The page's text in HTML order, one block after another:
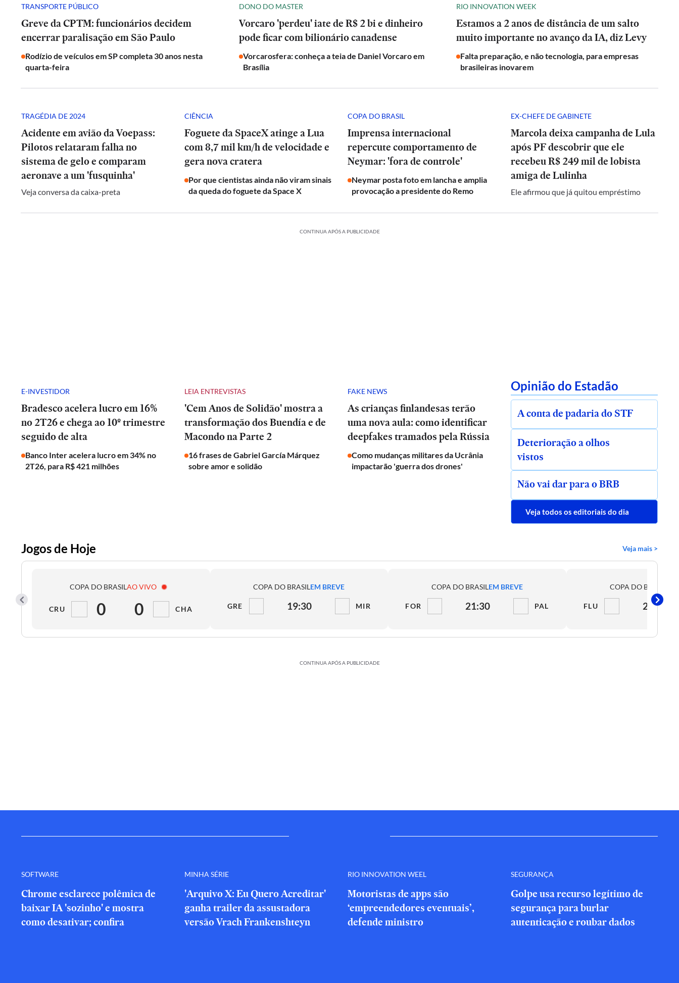
TRANSPORTE PÚBLICO
Greve da CPTM: funcionários decidem
encerrar paralisação em São Paulo
Rodízio de veículos em SP completa 30 anos nesta
quarta-feira
DONO DO MASTER
Vorcaro 'perdeu' iate de R$ 2 bi e dinheiro
pode ficar com bilionário canadense
Vorcarosfera: conheça a teia de Daniel Vorcaro em
Brasília
RIO INNOVATION WEEK
Estamos a 2 anos de distância de um salto
muito importante no avanço da IA, diz Levy
Falta preparação, e não tecnologia, para empresas
brasileiras inovarem
TRAGÉDIA DE 2024
Acidente em avião da Voepass:
Pilotos relataram falha no
sistema de gelo e comparam
aeronave a um 'fusquinha'
Veja conversa da caixa-preta
CIÊNCIA
Foguete da SpaceX atinge a Lua
com 8,7 mil km/h de velocidade e
gera nova cratera
Por que cientistas ainda não viram sinais
da queda do foguete da Space X
COPA DO BRASIL
Imprensa internacional
repercute comportamento de
Neymar: 'fora de controle'
Neymar posta foto em lancha e amplia
provocação a presidente do Remo
EX-CHEFE DE GABINETE
Marcola deixa campanha de Lula
após PF descobrir que ele
recebeu R$ 249 mil de lobista
amiga de Lulinha
Ele afirmou que já quitou empréstimo
CONTINUA APÓS A PUBLICIDADE
E-INVESTIDOR
Bradesco acelera lucro em 16%
no 2T26 e chega ao 10º trimestre
seguido de alta
Banco Inter acelera lucro em 34% no
2T26, para R$ 421 milhões
LEIA ENTREVISTAS
'Cem Anos de Solidão' mostra a
transformação dos Buendía e de
Macondo na Parte 2
16 frases de Gabriel García Márquez
sobre amor e solidão
FAKE NEWS
As crianças finlandesas terão
uma nova aula: como identificar
deepfakes tramados pela Rússia
Como mudanças militares da Ucrânia
impactarão 'guerra dos drones'
Opinião do Estadão
A conta de padaria do STF
Deterioração a olhos
vistos
Não vai dar para o BRB
Veja todos os editoriais do dia
Jogos de Hoje Veja mais >
COPA DO BRASILAO VIVO
CRU 0 0 CHA
COPA DO BRASILEM BREVE
GRE 19:30 MIR
COPA DO BRASILEM BREVE
FOR 21:30 PAL
COPA DO BRASIL
FLU 21:30
CONTINUA APÓS A PUBLICIDADE
SOFTWARE
Chrome esclarece polêmica de
baixar IA 'sozinho' e mostra
como desativar; confira
MINHA SÉRIE
'Arquivo X: Eu Quero Acreditar'
ganha trailer da assustadora
versão Vrach Frankenshteyn
RIO INNOVATION WEEL
Motoristas de apps são
‘empreendedores eventuais’,
defende ministro
SEGURANÇA
Golpe usa recurso legítimo de
segurança para burlar
autenticação e roubar dados